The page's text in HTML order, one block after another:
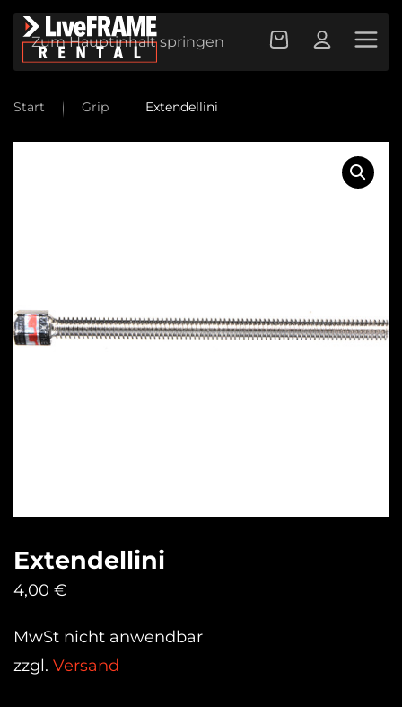
Zum Hauptinhalt springen
Start Grip Extendellini
Extendellini
4,00 €
MwSt nicht anwendbar
zzgl. Versand